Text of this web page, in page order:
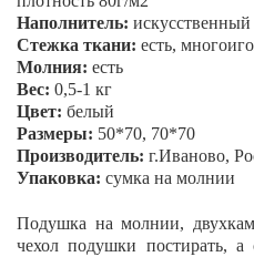
Наполнитель:
Стежка ткани: есть,
Молния: есть
Вес: 0,5-1 кг
Цвет: белый
Размеры: 50*70, 70*70
Производитель: г.Иваново,
Упаковка: сумка на молнии
Подушка на молнии,
чехол подушки постирать,